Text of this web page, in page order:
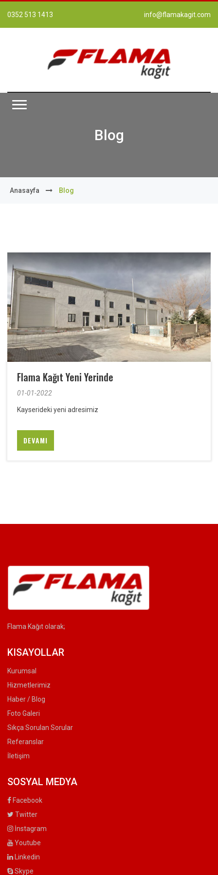
0352 513 1413 info@flamakagit.com
Blog
Anasayfa Blog
Flama Kağıt Yeni Yerinde
01-01-2022
Kayserideki yeni adresimiz
DEVAMI
Flama Kağıt olarak;
KISAYOLLAR
Kurumsal
Hizmetlerimiz
Haber / Blog
Foto Galeri
Sıkça Sorulan Sorular
Referanslar
İletişim
SOSYAL MEDYA
Facebook
Twitter
İnstagram
Youtube
Linkedin
Skype